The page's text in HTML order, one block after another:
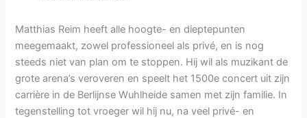
Matthias Reim heeft alle hoogte- en dieptepunten
meegemaakt, zowel professioneel als privé, en is nog
steeds niet van plan om te stoppen. Hij wil als muzikant de
grote arena’s veroveren en speelt het 1500e concert uit zijn
carrière in de Berlijnse Wuhlheide samen met zijn familie. In
tegenstelling tot vroeger wil hij nu, na veel privé- en